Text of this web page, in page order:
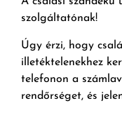
szolgáltatónak!
Úgy érzi, hogy
illetéktelenekhez
telefonon a
rendőrséget, és